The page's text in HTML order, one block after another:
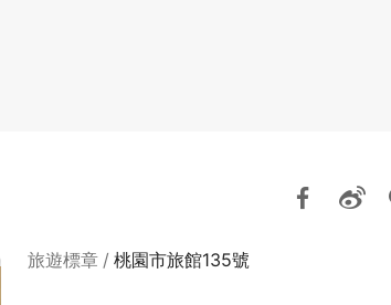
旅遊標章 桃園市旅館135號